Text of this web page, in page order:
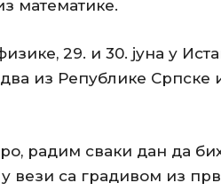
математике.
29. и 30. јуна у
из Републике Српске
радим сваки дан да
у вези са градивом из